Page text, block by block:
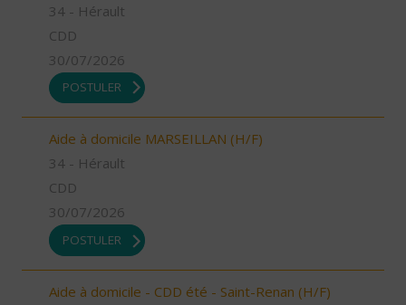
34 - Hérault
CDD
30/07/2026
POSTULER
Aide à domicile MARSEILLAN (H/F)
34 - Hérault
CDD
30/07/2026
POSTULER
Aide à domicile - CDD été - Saint-Renan (H/F)